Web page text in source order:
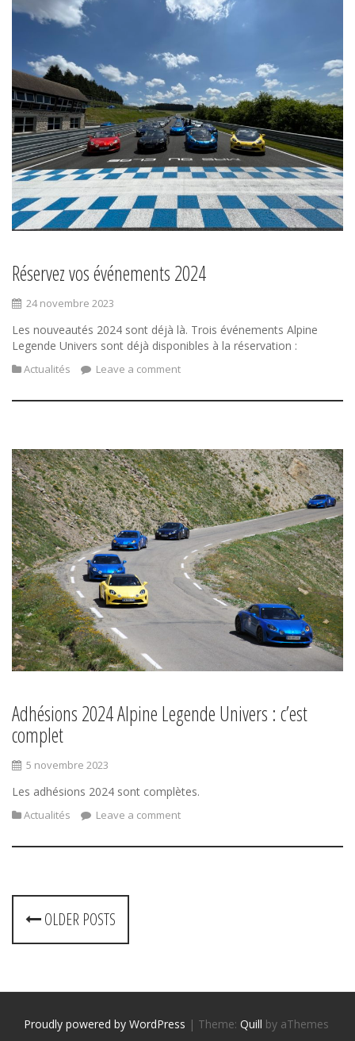
Réservez vos événements 2024
24 novembre 2023
Les nouveautés 2024 sont déjà là. Trois événements Alpine
Legende Univers sont déjà disponibles à la réservation :
Actualités Leave a comment
Adhésions 2024 Alpine Legende Univers : c’est
complet
5 novembre 2023
Les adhésions 2024 sont complètes.
Actualités Leave a comment
o
s
OLDER POSTS
Proudly powered by WordPress | Theme: Quill by aThemes